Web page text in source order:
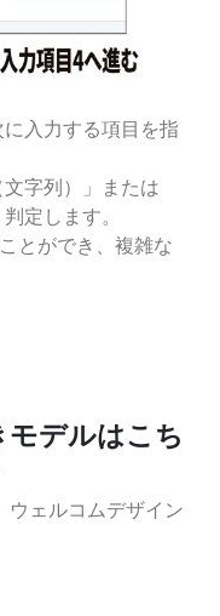
入力する項目を指
字列）」または
定します。
とができ、複雑な
デルはこち
ウェルコムデザイン